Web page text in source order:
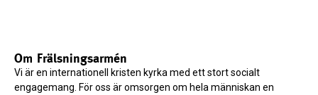
Om Frälsningsarmén
Vi är en internationell kristen kyrka med ett stort socialt
engagemang. För oss är omsorgen om hela människan en